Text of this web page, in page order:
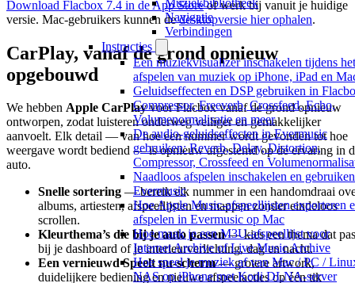
Muziekbibliotheek
Navigatie
Verbindingen
Instructies
Een muziekvisualizer inschakelen tijdens het
afspelen van muziek op iPhone, iPad en
Geluidseffecten en DSP gebruiken in
Compressor, Freeverb, Crossfeed, Echo,
Volumenormalisatie en meer
De audio-geluidseffecten in Evermusic
gebruiken: Reverb, Delay, Distortion,
Compressor, Crossfeed en
Naadloos afspelen inschakelen en
Evermusic
Hoe Apple Music-afspeellijsten exporteren
afspelen in Evermusic op Mac
Hoe maak je een M3U-afspeellijst voor
Internet Archive of Live Music Archive
Hoe speel je muziek af van Mac / PC /
NAS op iPhone met Kodi DLNA-server
Download Flacbox 7.4 in de App Storeof werk bij vanuit je huidige
versie. Mac-gebruikers kunnen dedesktopversie hier ophalen.
CarPlay, vanaf de grond opnieuw
opgebouwd
We hebben Apple CarPlayvoor Flacbox vanaf de grond opnieuw
ontworpen, zodat luisteren onderweg veiliger en gemakkelijker
aanvoelt. Elk detail — van hoe een nummer wordt gevonden tot hoe
weergave wordt bediend — is opnieuw afgestemd op de ervaring in
auto.
Snelle sortering — bereik elk nummer in een handomdraai
albums, artiesten, afspeellijsten en mappen zonder eindeloos
scrollen.
Kleurthema’s die bij je auto passen— kies een thema dat
bij je dashboard of je interieurverlichting, dag en nacht.
Een vernieuwd Speelt nu-scherm— grotere artwork,
duidelijkere bediening en nieuwe afspeelacties op één tik